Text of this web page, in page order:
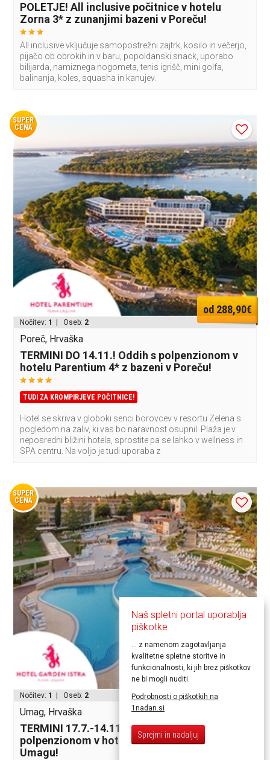
POLETJE! All inclusive počitnice v hotelu
Zorna 3* z zunanjimi bazeni v Poreču!
All inclusive vključuje samopostrežni zajtrk, kosilo in večerjo,
pijačo ob obrokih in v baru, popoldanski snack, uporabo
bilijarda, namiznega nogometa, tenis igrišč, mini golfa,
balinanja, koles, squasha in kanujev.
SUPER
CENA
od 288,90€
Nočitev: 1 | Oseb: 2
Poreč, Hrvaška
TERMINI DO 14.11.! Oddih s polpenzionom v
hotelu Parentium 4* z bazeni v Poreču!
TUDI ZA KROMPIRJEVE POČITNICE!
Hotel se skriva v globoki senci borovcev v resortu Zelena s
pogledom na zaliv, ki vas bo naravnost osupnil. Plaža je v
neposredni bližini hotela, sprostite pa se lahko v wellness in
SPA centru. Na voljo je tudi uporaba z
SUPER
CENA
Nočitev: 1 | Oseb: 2
Umag, Hrvaška
TERMINI 17.7.-14.11.! Počitnice s
polpenzionom v hotelu Garden Istra 4* v
Umagu!
Naš spletni portal uporablja
piškotke
... z namenom zagotavljanja
kvalitetne spletne storitve in
funkcionalnosti, ki jih brez piškotkov
ne bi mogli nuditi.
Podrobnosti o piškotkih na
1nadan.si
Sprejmi in nadaljuj